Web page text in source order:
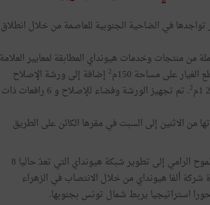
في الضاحية الجنوبية للعاصمة من خلال انطلاق
من منتجات وخدمات هيونداي المطابقة لمعايير العلامة
على مساحة 150م
2 إضافة إلى ورشة الإصلاح
2
. تم تجهيز الورشة وفضاء للإصلاح و 6 رافعات ذات
من الاثنين إلى السبت في مقرها الكائن على الطريق
يندرج انطلاق العمل في وكالة هيونداي الزهراء ضمن البرنامج الطموح الرامي إلى تطوير شبكة هيونداي التي تعدّ حاليا 8
12 وكالة بنهاية سنة 2019. أرادت إدارة شركة ألفا هيونداي من خلال الانتصاب في الزهراء